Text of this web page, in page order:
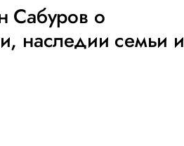
Сабуров о
наследии семьи и